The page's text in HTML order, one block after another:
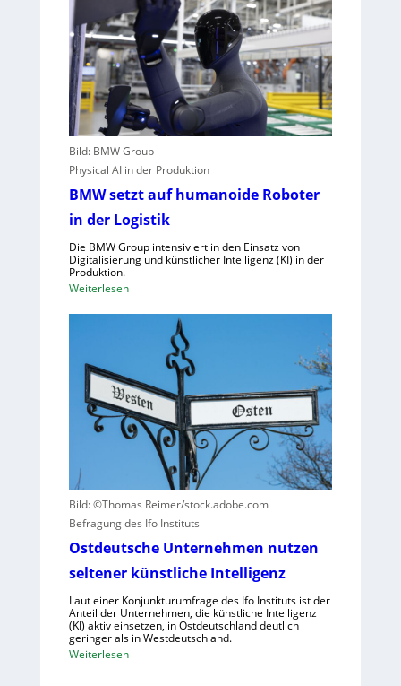
U
-
M
a
s
c
h
i
n
e
n
v
e
o
n
g
u
n
S
2
e
n
u
t
z
t
e
C
l
o
u
d
K
p
a
ä
t
e
n
u
s
a
c
h
e
n
Bild: BMW Group
Physical AI in der Produktion
BMW setzt auf humanoide Roboter
in der Logistik
Die BMW Group intensiviert in den Einsatz von
Digitalisierung und künstlicher Intelligenz (KI) in der
Produktion.
Weiterlesen:
e
t
z
t
f
h
u
m
a
o
i
d
Bild: ©Thomas Reimer/stock.adobe.com
Befragung des Ifo Instituts
Ostdeutsche Unternehmen nutzen
seltener künstliche Intelligenz
Laut einer Konjunkturumfrage des Ifo Instituts ist der
Anteil der Unternehmen, die künstliche Intelligenz
(KI) aktiv einsetzen, in Ostdeutschland deutlich
geringer als in Westdeutschland.
Weiterlesen: